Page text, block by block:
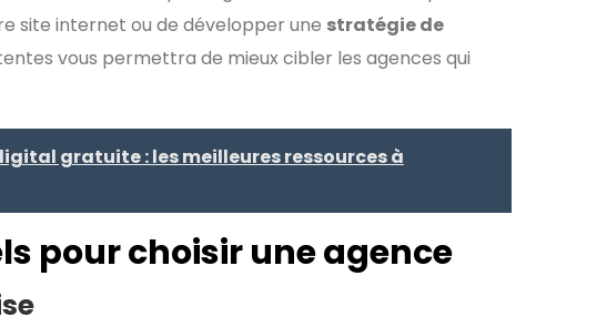
site internet ou de développer une stratégie de
vous permettra de mieux cibler les agences qui
gratuite : les meilleures ressources à
pour choisir une agence